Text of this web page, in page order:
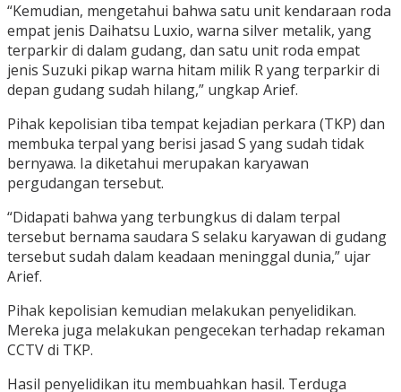
“Kemudian, mengetahui bahwa satu unit kendaraan roda
empat jenis Daihatsu Luxio, warna silver metalik, yang
terparkir di dalam gudang, dan satu unit roda empat
jenis Suzuki pikap warna hitam milik R yang terparkir di
depan gudang sudah hilang,” ungkap Arief.
Pihak kepolisian tiba tempat kejadian perkara (TKP) dan
membuka terpal yang berisi jasad S yang sudah tidak
bernyawa. Ia diketahui merupakan karyawan
pergudangan tersebut.
“Didapati bahwa yang terbungkus di dalam terpal
tersebut bernama saudara S selaku karyawan di gudang
tersebut sudah dalam keadaan meninggal dunia,” ujar
Arief.
Pihak kepolisian kemudian melakukan penyelidikan.
Mereka juga melakukan pengecekan terhadap rekaman
CCTV di TKP.
Hasil penyelidikan itu membuahkan hasil. Terduga